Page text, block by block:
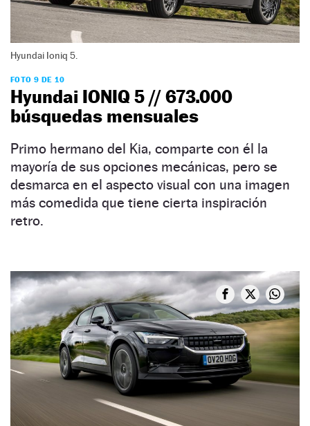
Hyundai Ioniq 5.
FOTO 9 DE 10
Hyundai IONIQ 5 // 673.000
búsquedas mensuales
Primo hermano del Kia, comparte con él la
mayoría de sus opciones mecánicas, pero se
desmarca en el aspecto visual con una imagen
más comedida que tiene cierta inspiración
retro.